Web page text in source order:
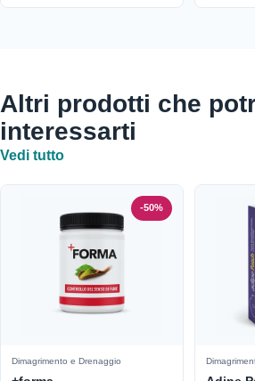
Altri prodotti che
interessarti
Vedi tutto
-50%
Dimagrimento e Drenaggio